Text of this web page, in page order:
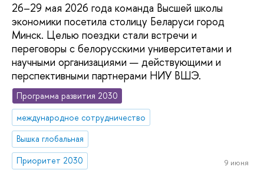
26–29 мая 2026 года команда Высшей школы
экономики посетила столицу Беларуси город
Минск. Целью поездки стали встречи и
переговоры с белорусскими университетами и
научными организациями — действующими и
перспективными партнерами НИУ ВШЭ.
Программа развития 2030
международное сотрудничество
Вышка глобальная
Приоритет 2030
9 июня